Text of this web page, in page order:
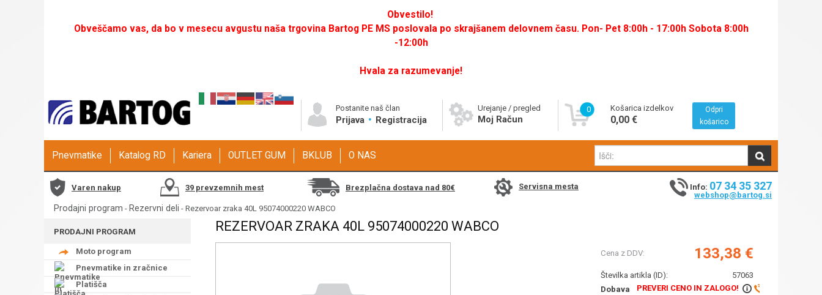
Obvestilo!
Obveščamo vas, da bo v mesecu avgustu naša trgovina Bartog PE MS poslovala po skrajšanem delovnem času. Pon- Pet 8:00h - 17:00h Sobota 8:00h
-12:00h
Hvala za razumevanje!
Postanite naš član
Prijava Registracija
Urejanje / pregled
Moj Račun
0 Košarica izdelkov
0,00 €
Odpri
košarico
Pnevmatike Katalog RD Kariera OUTLET GUM BKLUB O NAS
Varen nakup 39 prevzemnih mest Brezplačna dostava nad 80€ Servisna mesta Info: 07 34 35 327
webshop@bartog.si
Prodajni program - Rezervni deli - Rezervoar zraka 40L 95074000220 WABCO
PRODAJNI PROGRAM
Moto program
Pnevmatike in zračnice
Platišča
REZERVOAR ZRAKA 40L 95074000220 WABCO
Cena z DDV: 133,38 €
Številka artikla (ID):
57063
Dobava
PREVERI CENO IN ZALOGO!